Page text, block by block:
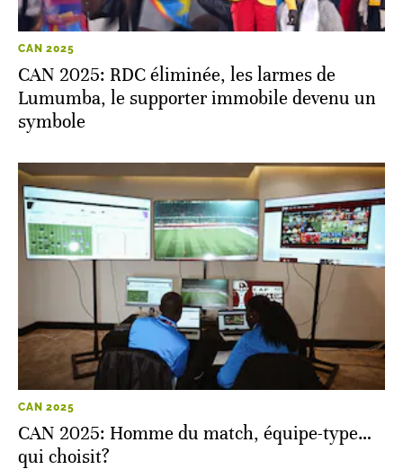
CAN 2025
CAN 2025: RDC éliminée, les larmes de
Lumumba, le supporter immobile devenu un
symbole
CAN 2025
CAN 2025: Homme du match, équipe-type…
qui choisit?